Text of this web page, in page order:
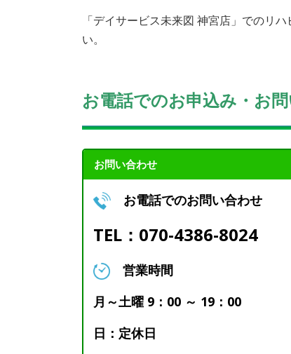
「デイサービス未来図 神宮店」でのリ
い。
お電話でのお申込み・お
お問い合わせ
お電話でのお問い合わせ
TEL：070-4386-8024
営業時間
月～土曜 9：00 ～ 19：00
日：定休日